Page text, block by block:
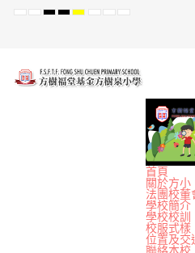
Default
NightHighHighHighSetSetSet
首頁
關於方小
法團校董
學校簡介
學校校訓
校服式樣
位置及交